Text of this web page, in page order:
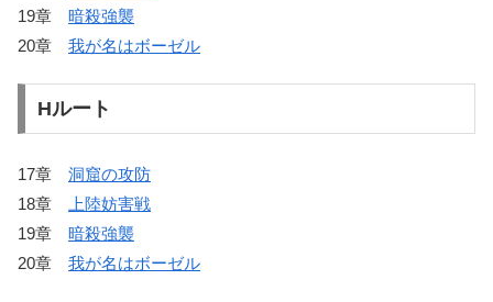
19章 暗殺強襲
20章 我が名はボーゼル
Hルート
17章 洞窟の攻防
18章
上陸妨害戦
19章 暗殺強襲
20章 我が名はボーゼル